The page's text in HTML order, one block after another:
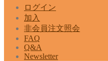
ログイン
加入
非会員注文照会
FAQ
Q&A
Newsletter